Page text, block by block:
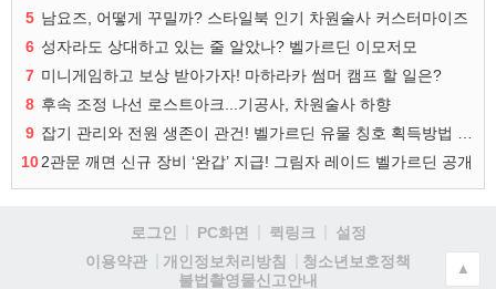
5 남요즈, 어떻게 꾸밀까? 스타일북 인기 차원술사 커스터마이즈
6 성자라도 상대하고 있는 줄 알았나? 벨가르딘 이모저모
7 미니게임하고 보상 받아가자! 마하라카 썸머 캠프 할 일은?
8 후속 조정 나선 로스트아크...기공사, 차원술사 하향
9
102관문 깨면 신규 장비 ‘완갑’ 지급! 그림자 레이드 벨가르딘 공개
로그인 PC화면 퀵링크
설정
이용약관
개인정보처리방침
청소년보호정책
불법촬영물신고안내
▲